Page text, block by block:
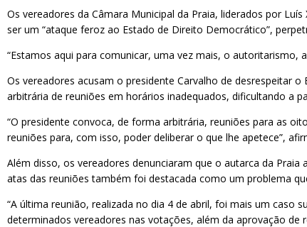
Os vereadores da Câmara Municipal da Praia, liderados por
ser um “ataque feroz ao Estado de Direito Democrático”,
“Estamos aqui para comunicar, uma vez mais, o autoritarismo,
Os vereadores acusam o presidente Carvalho de desrespeitar
arbitrária de reuniões em horários inadequados, dificultando a
“O presidente convoca, de forma arbitrária, reuniões para as
reuniões para, com isso, poder deliberar o que lhe apetece”,
Além disso, os vereadores denunciaram que o autarca da
atas das reuniões também foi destacada como um problema
“A última reunião, realizada no dia 4 de abril, foi mais um caso
determinados vereadores nas votações, além da aprovação de